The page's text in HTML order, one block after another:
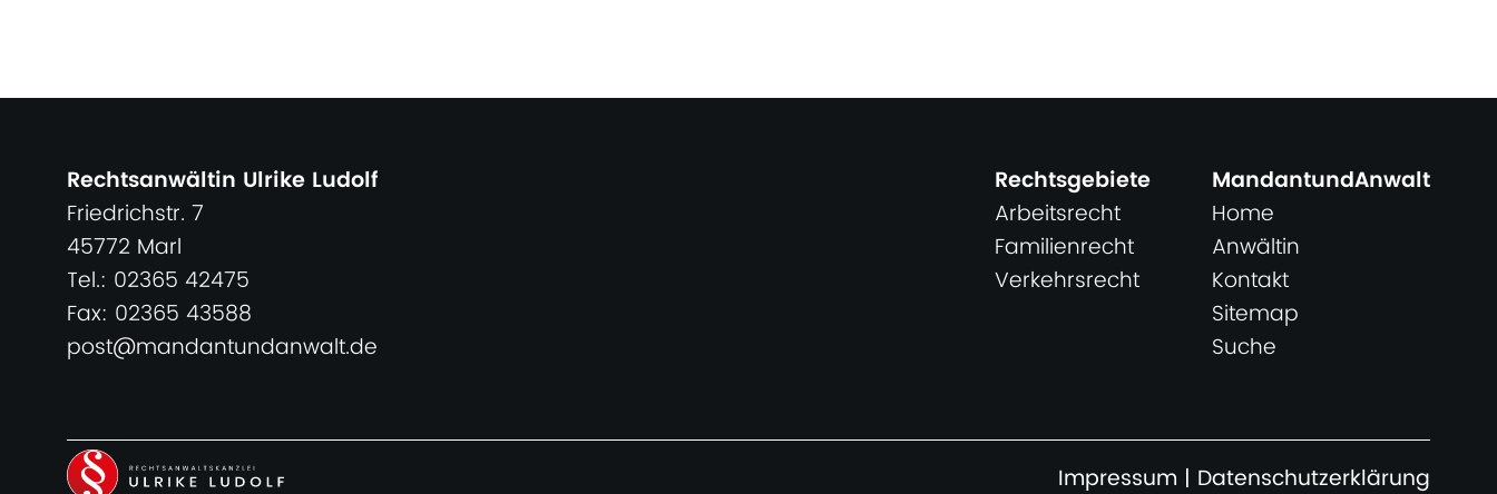
Rechtsanwältin Ulrike Ludolf
Friedrichstr. 7
45772 Marl
Tel.: 02365 42475
Fax: 02365 43588
post@mandantundanwalt.de
Rechtsgebiete
Arbeitsrecht
Familienrecht
Verkehrsrecht
MandantundAnwalt
Home
Anwältin
Kontakt
Sitemap
Suche
Impressum | Datenschutzerklärung